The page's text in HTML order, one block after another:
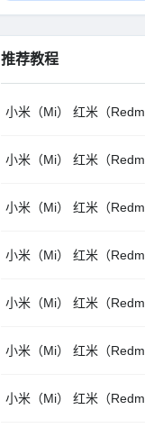
推荐教程
小米（Mi） 红米（
小米（Mi） 红米（
小米（Mi） 红米（
小米（Mi） 红米（
小米（Mi） 红米（
小米（Mi） 红米（
小米（Mi） 红米（